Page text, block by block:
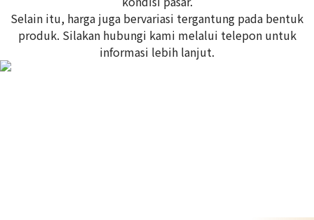
Selain itu, harga juga bervariasi tergantung pada bentuk
produk. Silakan hubungi kami melalui telepon untuk
informasi lebih lanjut.